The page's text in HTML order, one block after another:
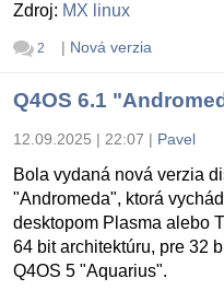
Zdroj: MX linux
2 | Nová verzia
Q4OS 6.1
12.09.2025 | 22:07 | Pavel
Bola vydaná nová verzia
"Andromeda", ktorá
desktopom Plasma alebo
64 bit architektúru, pre 32
Q4OS 5 "Aquarius".